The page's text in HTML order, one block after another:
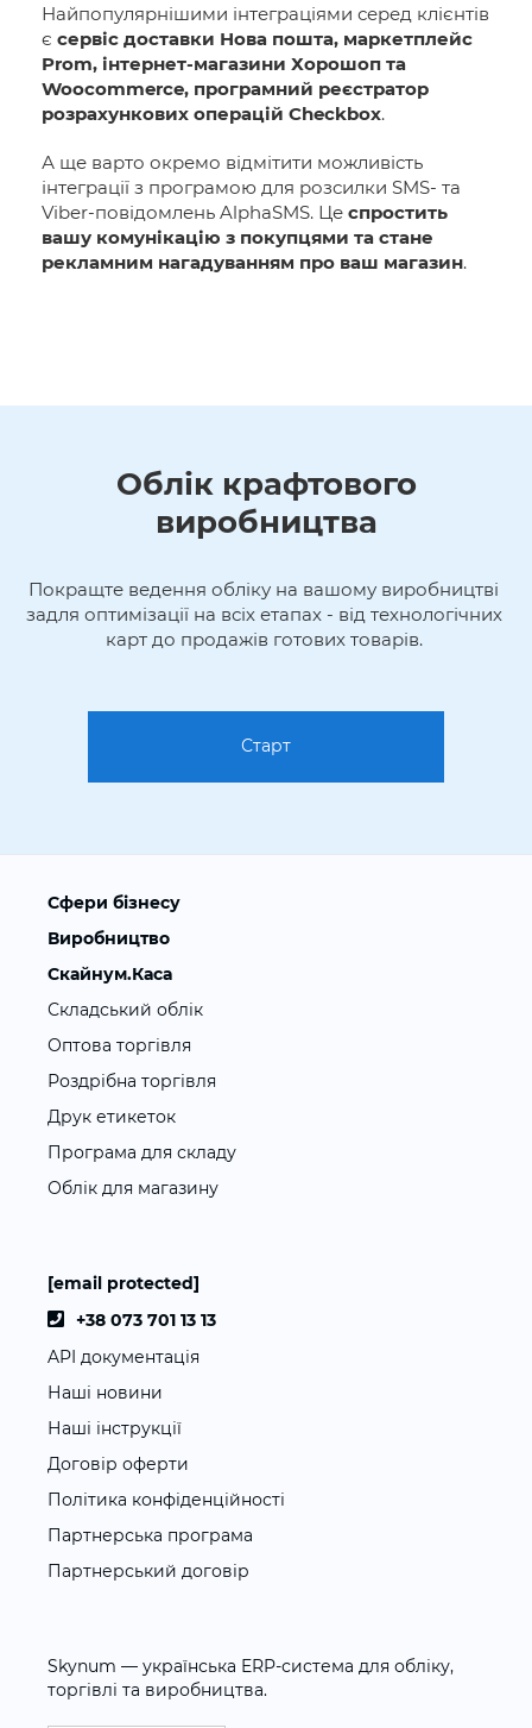
Найпопулярнішими інтеграціями серед клієнтів
є сервіс доставки Нова пошта, маркетплейс
Prom, інтернет-магазини Хорошоп та
Woocommerce, програмний реєстратор
розрахункових операцій Checkbox.
А ще варто окремо відмітити можливість
інтеграції з програмою для розсилки SMS- та
Viber-повідомлень AlphaSMS. Це спростить
вашу комунікацію з покупцями та стане
рекламним нагадуванням про ваш магазин.
Облік крафтового
виробництва
Покращте ведення обліку на вашому виробництві
задля оптимізації на всіх етапах - від технологічних
карт до продажів готових товарів.
Старт
Сфери бізнесу
Виробництво
Скайнум.Каса
Складський облік
Оптова торгівля
Роздрібна торгівля
Друк етикеток
Програма для складу
Облік для магазину
[email protected]
+38 073 701 13 13
API документація
Наші новини
Наші інструкції
Договір оферти
Політика конфіденційності
Партнерська програма
Партнерський договір
Skynum — українська ERP-система для обліку,
торгівлі та виробництва.